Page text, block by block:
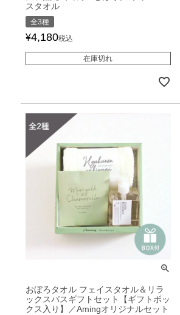
スタオル
全3種
¥4,180税込
在庫切れ
おぼろタオル フェイスタオル＆リラ
ックスバスギフトセット【ギフトボッ
クス入り】／Amingオリジナルセット